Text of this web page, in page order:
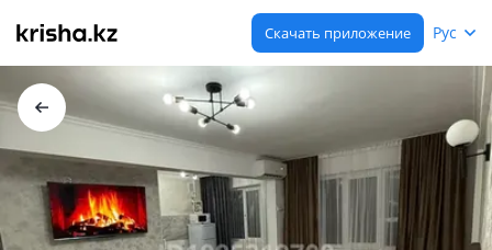
Скачать приложение Рус